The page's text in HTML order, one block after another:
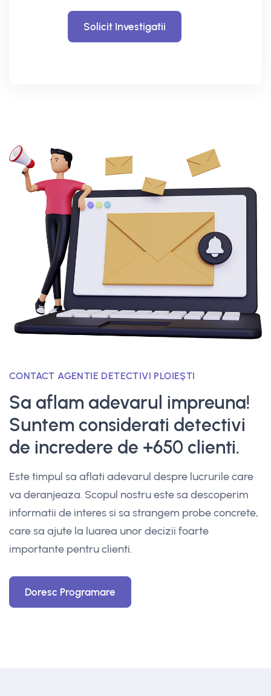
Solicit Investigatii
CONTACT AGENTIE DETECTIVI PLOIEȘTI
Sa aflam adevarul impreuna!
Suntem considerati detectivi
de incredere de +650 clienti.
Este timpul sa aflati adevarul despre lucrurile care
va deranjeaza. Scopul nostru este sa descoperim
informatii de interes si sa strangem probe concrete,
care sa ajute la luarea unor decizii foarte
importante pentru clienti.
Doresc Programare